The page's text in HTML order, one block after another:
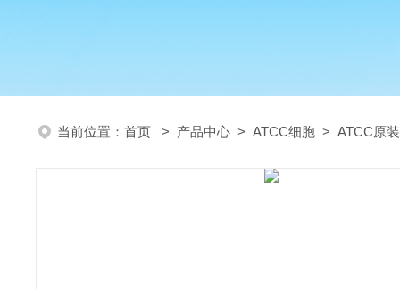
当前位置： 首页 > 产品中心 > ATCC细胞 > ATCC原